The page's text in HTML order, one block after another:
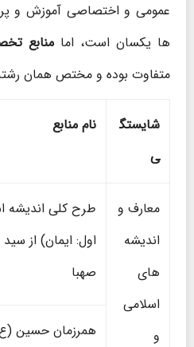
عمومی و اختصاصی آموزش و
ها یکسان است، اما منابع
متفاوت بوده و مختص همان
شایستگ
ی
نام منابع
معارف و
اندیشه
های
اسلامی
و
طرح كلی اندیشه
اول: ایمان) از
صهبا
همرزمان حسین